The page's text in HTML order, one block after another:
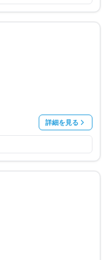
詳細を見る